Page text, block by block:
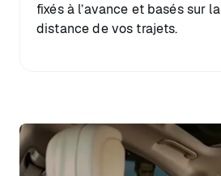
fixés à l’avance et basés sur la
distance de vos trajets.